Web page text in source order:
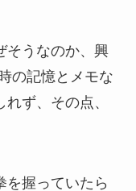
そうなのか、興
の記憶とメモな
ず、その点、
を握っていたら